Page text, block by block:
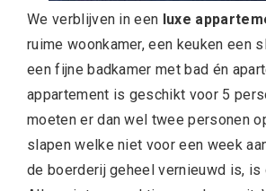
We verblijven in een luxe
ruime woonkamer, een keuken een
een fijne badkamer met bad én
appartement is geschikt voor 5
moeten er dan wel twee personen
slapen welke niet voor een week
de boerderij geheel vernieuwd is, is